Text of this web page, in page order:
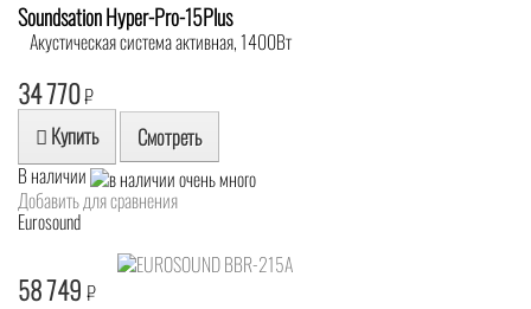
Soundsation Hyper-Pro-15Plus
Акустическая система активная, 1400Вт
34 770₽
Купить Смотреть
В наличии
Добавить для сравнения
Eurosound
58 749 ₽